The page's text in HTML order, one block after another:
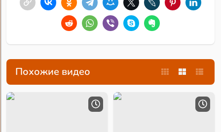
Похожие видео